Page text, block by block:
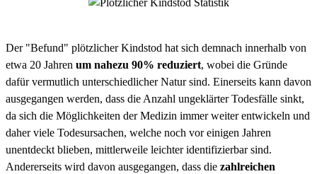
Der "Befund" plötzlicher Kindstod hat sich demnach innerhalb von
etwa 20 Jahren um nahezu 90% reduziert, wobei die Gründe
dafür vermutlich unterschiedlicher Natur sind. Einerseits kann davon
ausgegangen werden, dass die Anzahl ungeklärter Todesfälle sinkt,
da sich die Möglichkeiten der Medizin immer weiter entwickeln und
daher viele Todesursachen, welche noch vor einigen Jahren
unentdeckt blieben, mittlerweile leichter identifizierbar sind.
Andererseits wird davon ausgegangen, dass die zahlreichen